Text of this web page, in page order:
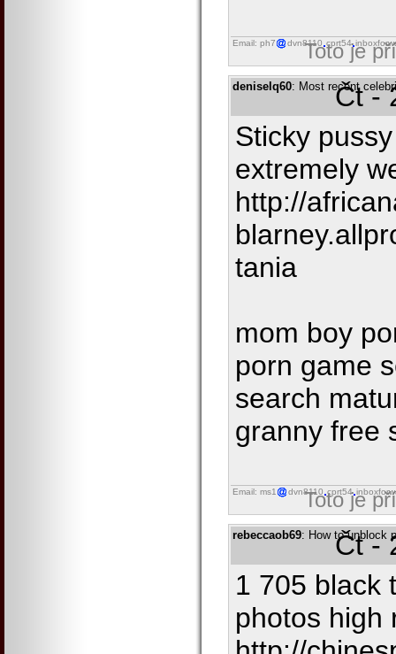
Email: ph7 dvn8110 cprt54
Toto je
deniselq60: Most recentČt -
Sticky
extremely
http://
tania
mom boy
porn game
search
granny free
Email: ms1 dvn8110 cprt54
Toto je
rebeccaob69: How to unblock
Čt -
1 705 black
photos high